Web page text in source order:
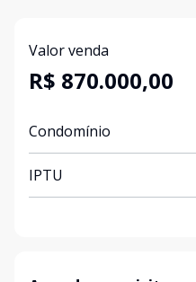
Valor venda
R$ 870.000,00
Condomínio
IPTU